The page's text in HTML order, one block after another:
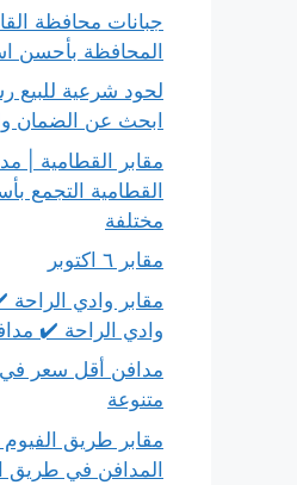
جبانات محافظة
المحافظة بأحسن
لحود شرعية للبيع
ابحث عن الضمان
مقابر القطامية |
القطامية التجمع
مختلفة
مقابر ٦ اكتوبر
مقابر وادي
وادي الراحة ✔️
مدافن أقل سعر
متنوعة
مقابر طريق الفيوم
المدافن في طريق